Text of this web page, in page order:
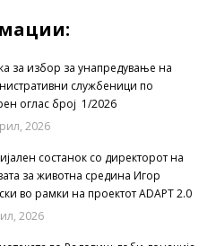
за избор за унапредување на
службеници по
оглас број 1/2026
2026
состанок со директорот на
за животна средина Игор
во рамки на проектот ADAPT 2.0
2026